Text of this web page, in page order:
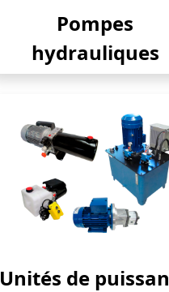
Pompes
hydrauliques
Unités de